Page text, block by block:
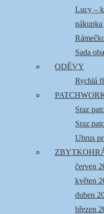
Lucy –
Sada
ODĚVY
Rychlá
Sraz
Sraz
Ubrus
červen
květen
duben
březen